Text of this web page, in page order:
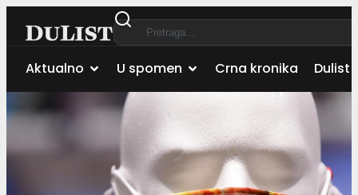
Aktualno U spomen Crna kronika Dulist